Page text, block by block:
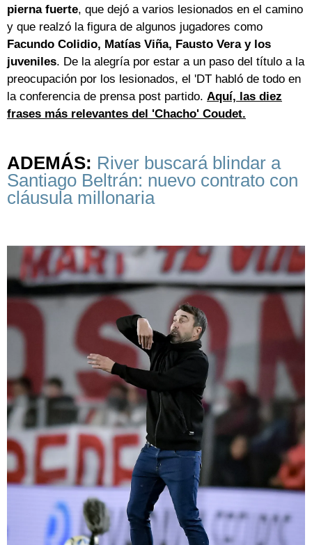
pierna fuerte, que dejó a varios lesionados en el camino
y que realzó la figura de algunos jugadores como
Facundo Colidio, Matías Viña, Fausto Vera y los
juveniles. De la alegría por estar a un paso del título a la
preocupación por los lesionados, el 'DT habló de todo en
la conferencia de prensa post partido. Aquí, las diez
frases más relevantes del 'Chacho' Coudet.
ADEMÁS: River buscará blindar a
Santiago Beltrán: nuevo contrato con
cláusula millonaria